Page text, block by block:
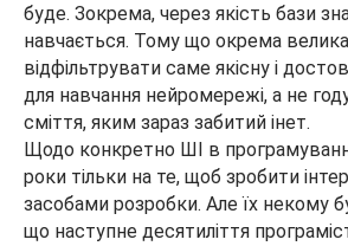
буде. Зокрема, через якість бази
навчається. Тому що окрема
відфільтрувати саме якісну і
для навчання нейромережі, а не
сміття, яким зараз забитий інет.
Щодо конкретно ШІ в
роки тільки на те, щоб зробити
засобами розробки. Але їх некому
що наступне десятиліття